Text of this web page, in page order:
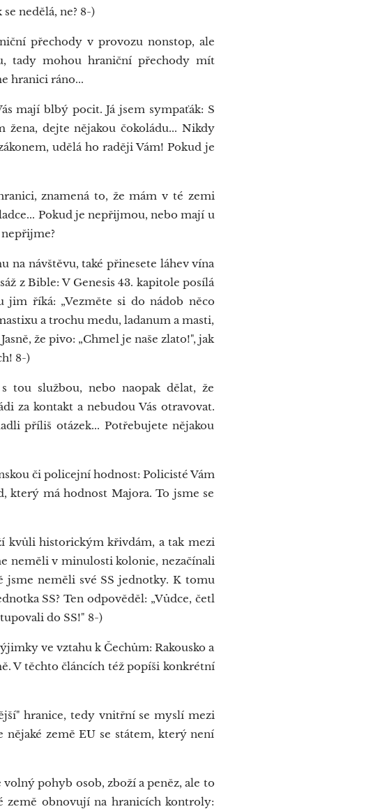
nedělá, ne? 8-)
přechody v provozu nonstop, ale
tady mohou hraniční přechody mít
hranici ráno...
mají blbý pocit. Já jsem sympaťák: S
dejte nějakou čokoládu... Nikdy
udělá ho raději Vám! Pokud je
znamená to, že mám v té zemi
Pokud je nepřijmou, nebo mají u
na návštěvu, také přinesete láhev vína
z Bible: V Genesis 43. kapitole posílá
jim říká: „Vezměte si do nádob něco
a trochu medu, ladanum a masti,
že pivo: „Chmel je naše zlato!", jak
8-)
službou, nebo naopak dělat, že
za kontakt a nebudou Vás otravovat.
příliš otázek... Potřebujete nějakou
či policejní hodnost: Policisté Vám
který má hodnost Majora. To jsme se
kvůli historickým křivdám, a tak mezi
neměli v minulosti kolonie, nezačínali
jsme neměli své SS jednotky. K tomu
SS? Ten odpověděl: „Vůdce, četl
do SS!" 8-)
ve vztahu k Čechům: Rakousko a
V těchto článcích též popíši konkrétní
hranice, tedy vnitřní se myslí mezi
země EU se státem, který není
pohyb osob, zboží a peněz, ale to
země obnovují na hranicích kontroly: